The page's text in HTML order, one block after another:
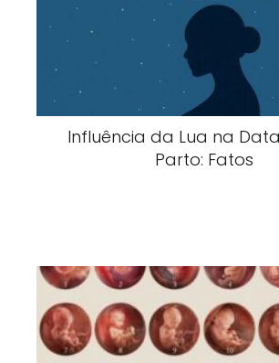
Influência da Lua na
Parto: Fatos